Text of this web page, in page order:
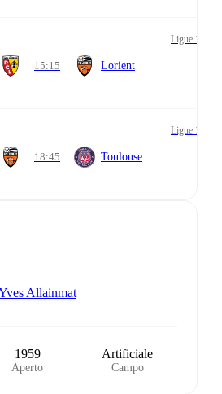
Ligue 1
15:15 Lorient
Ligue 1
18:45 Toulouse
Allainmat
1959
Aperto
Artificiale
Campo